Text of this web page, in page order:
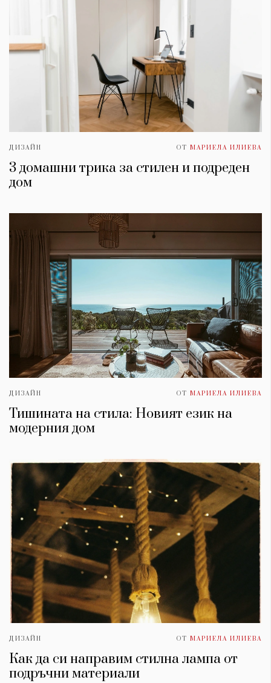
ДИЗАЙН ОТ МАРИЕЛА ИЛИЕВА
3 домашни трика за стилен и подреден
дом
ДИЗАЙН ОТ МАРИЕЛА ИЛИЕВА
Тишината на стила: Новият език на
модерния дом
ДИЗАЙН ОТ МАРИЕЛА ИЛИЕВА
Как да си направим стилна лампа от
подръчни материали